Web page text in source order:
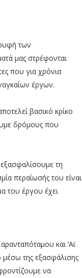
των
μας στρέφονται
που για χρόνια
έργων.
βασικό κρίκο
δρόμους που
τη
περαίωσής του είναι
του έργου έχει
και ‘Αϊ
της εξασφάλισης
να